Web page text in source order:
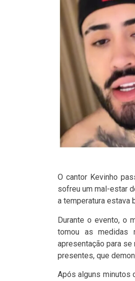
O cantor Kevinho
sofreu um mal-estar
a temperatura estava
Durante o evento, o
tomou as medidas
apresentação para
presentes, que
Após alguns minutos